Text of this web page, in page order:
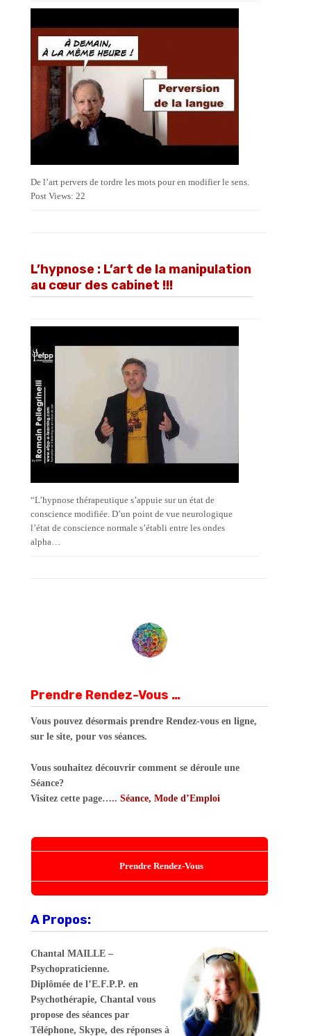
De l’art pervers de tordre les mots pour en modifier le sens.
Post Views: 22
L’hypnose : L’art de la manipulation
au cœur des cabinet !!!
“L’hypnose thérapeutique s’appuie sur un état de
conscience modifiée. D’un point de vue neurologique
l’état de conscience normale s’établi entre les ondes
alpha…
Prendre Rendez-Vous …
Vous pouvez désormais prendre Rendez-vous en ligne,
sur le site, pour vos séances.
Vous souhaitez découvrir comment se déroule une
Séance?
Visitez cette page…..Séance, Mode d’Emploi
Prendre Rendez-Vous
A Propos:
Chantal MAILLE –
Psychopraticienne.
Diplômée de l’E.F.P.P. en
Psychothérapie, Chantal vous
propose des séances par
Téléphone, Skype, des réponses à